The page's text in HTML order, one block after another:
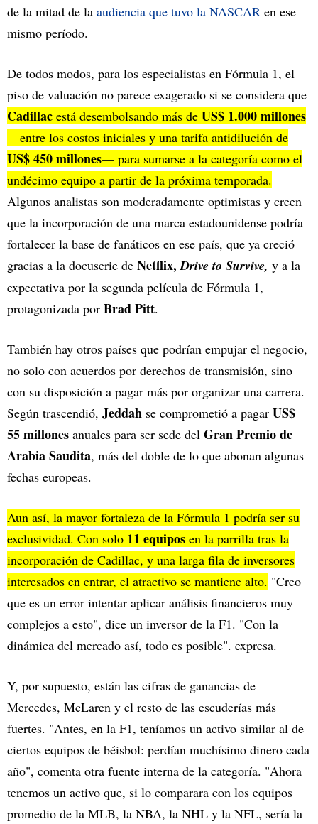
de la mitad de la audiencia que tuvo la NASCAR en ese
mismo período.
De todos modos, para los especialistas en Fórmula 1, el
piso de valuación no parece exagerado si se considera que
Cadillac está desembolsando más de US$ 1.000 millones
—entre los costos iniciales y una tarifa antidilución de
US$ 450 millones— para sumarse a la categoría como el
undécimo equipo a partir de la próxima temporada.
Algunos analistas son moderadamente optimistas y creen
que la incorporación de una marca estadounidense podría
fortalecer la base de fanáticos en ese país, que ya creció
gracias a la docuserie de Netflix,Drive to Survive, y a la
expectativa por la segunda película de Fórmula 1,
protagonizada por Brad Pitt.
También hay otros países que podrían empujar el negocio,
no solo con acuerdos por derechos de transmisión, sino
con su disposición a pagar más por organizar una carrera.
Según trascendió, Jeddah se comprometió a pagar US$
55 millones anuales para ser sede del Gran Premio de
Arabia Saudita, más del doble de lo que abonan algunas
fechas europeas.
Aun así, la mayor fortaleza de la Fórmula 1 podría ser su
exclusividad. Con solo 11 equipos en la parrilla tras la
incorporación de Cadillac, y una larga fila de inversores
interesados en entrar, el atractivo se mantiene alto. "Creo
que es un error intentar aplicar análisis financieros muy
complejos a esto", dice un inversor de la F1. "Con la
dinámica del mercado así, todo es posible". expresa.
Y, por supuesto, están las cifras de ganancias de
Mercedes, McLaren y el resto de las escuderías más
fuertes. "Antes, en la F1, teníamos un activo similar al de
ciertos equipos de béisbol: perdían muchísimo dinero cada
año", comenta otra fuente interna de la categoría. "Ahora
tenemos un activo que, si lo comparara con los equipos
promedio de la MLB, la NBA, la NHL y la NFL, sería la